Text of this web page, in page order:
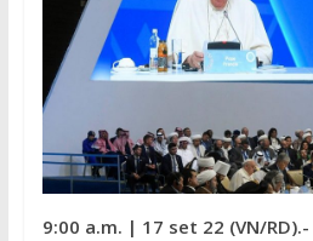
9:00 a.m. | 17 set 22 (VN/RD).-